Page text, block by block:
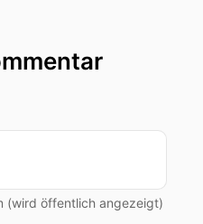
(wird öffentlich angezeigt)